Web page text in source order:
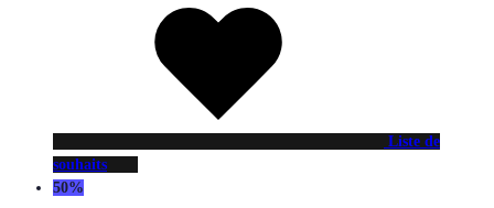
Liste de
souhaits
50%